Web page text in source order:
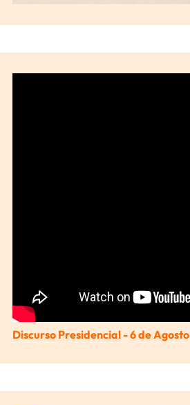
Discurso Presidencial - 6 de Agosto